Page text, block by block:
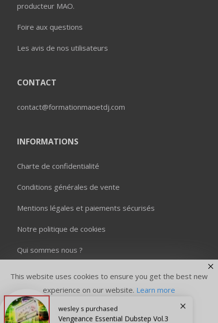
producteur MAO.
Foire aux questions
Les avis de nos utilisateurs
CONTACT
contact@formationmaoetdj.com
INFORMATIONS
Charte de confidentialité
Conditions générales de vente
Mentions légales et paiements sécurisés
Notre politique de cookies
Qui sommes nous ?
Copyright © 2026 Formation MAO et DJ. Tous droits
réservés.
wesley s purchased
Vengeance Essential Dubstep Vol.3
This website uses cookies to ensure you get the best new
experience on our website. Learn more